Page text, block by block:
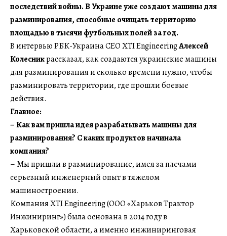
последствий войны. В Украине уже создают машины для
разминирования, способные очищать территорию
площадью в тысячи футбольных полей за год.
В интервью РБК-Украина СЕО XTI EngineeringАлексей
Колесникрассказал, как создаются украинские машины
для разминирования и сколько времени нужно, чтобы
разминировать территории, где прошли боевые
действия.
Главное:
– Как вам пришла идея разрабатывать машины для
разминирования? С каких продуктов начинала
компания?
– Мы пришли в разминирование, имея за плечами
серьезный инженерный опыт в тяжелом
машиностроении.
Компания XTI Engineering (ООО «Харьков Трактор
Инжиниринг») была основана в 2014 году в
Харьковской области, а именно инжиниринговая